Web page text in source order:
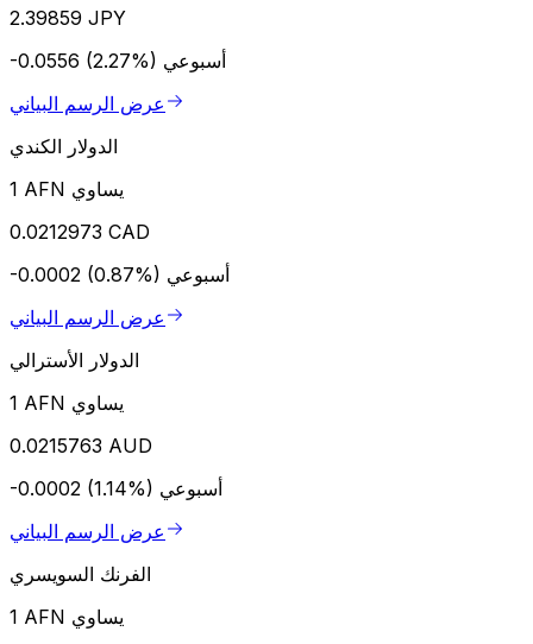
2.39859 JPY
-0.0556 (2.27%) أسبوعي
عرض الرسم البياني
الدولار الكندي
1 AFN يساوي
0.0212973 CAD
-0.0002 (0.87%) أسبوعي
عرض الرسم البياني
الدولار الأسترالي
1 AFN يساوي
0.0215763 AUD
-0.0002 (1.14%) أسبوعي
عرض الرسم البياني
الفرنك السويسري
1 AFN يساوي